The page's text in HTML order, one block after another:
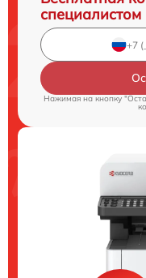
специалистом
Нажимая на кнопку